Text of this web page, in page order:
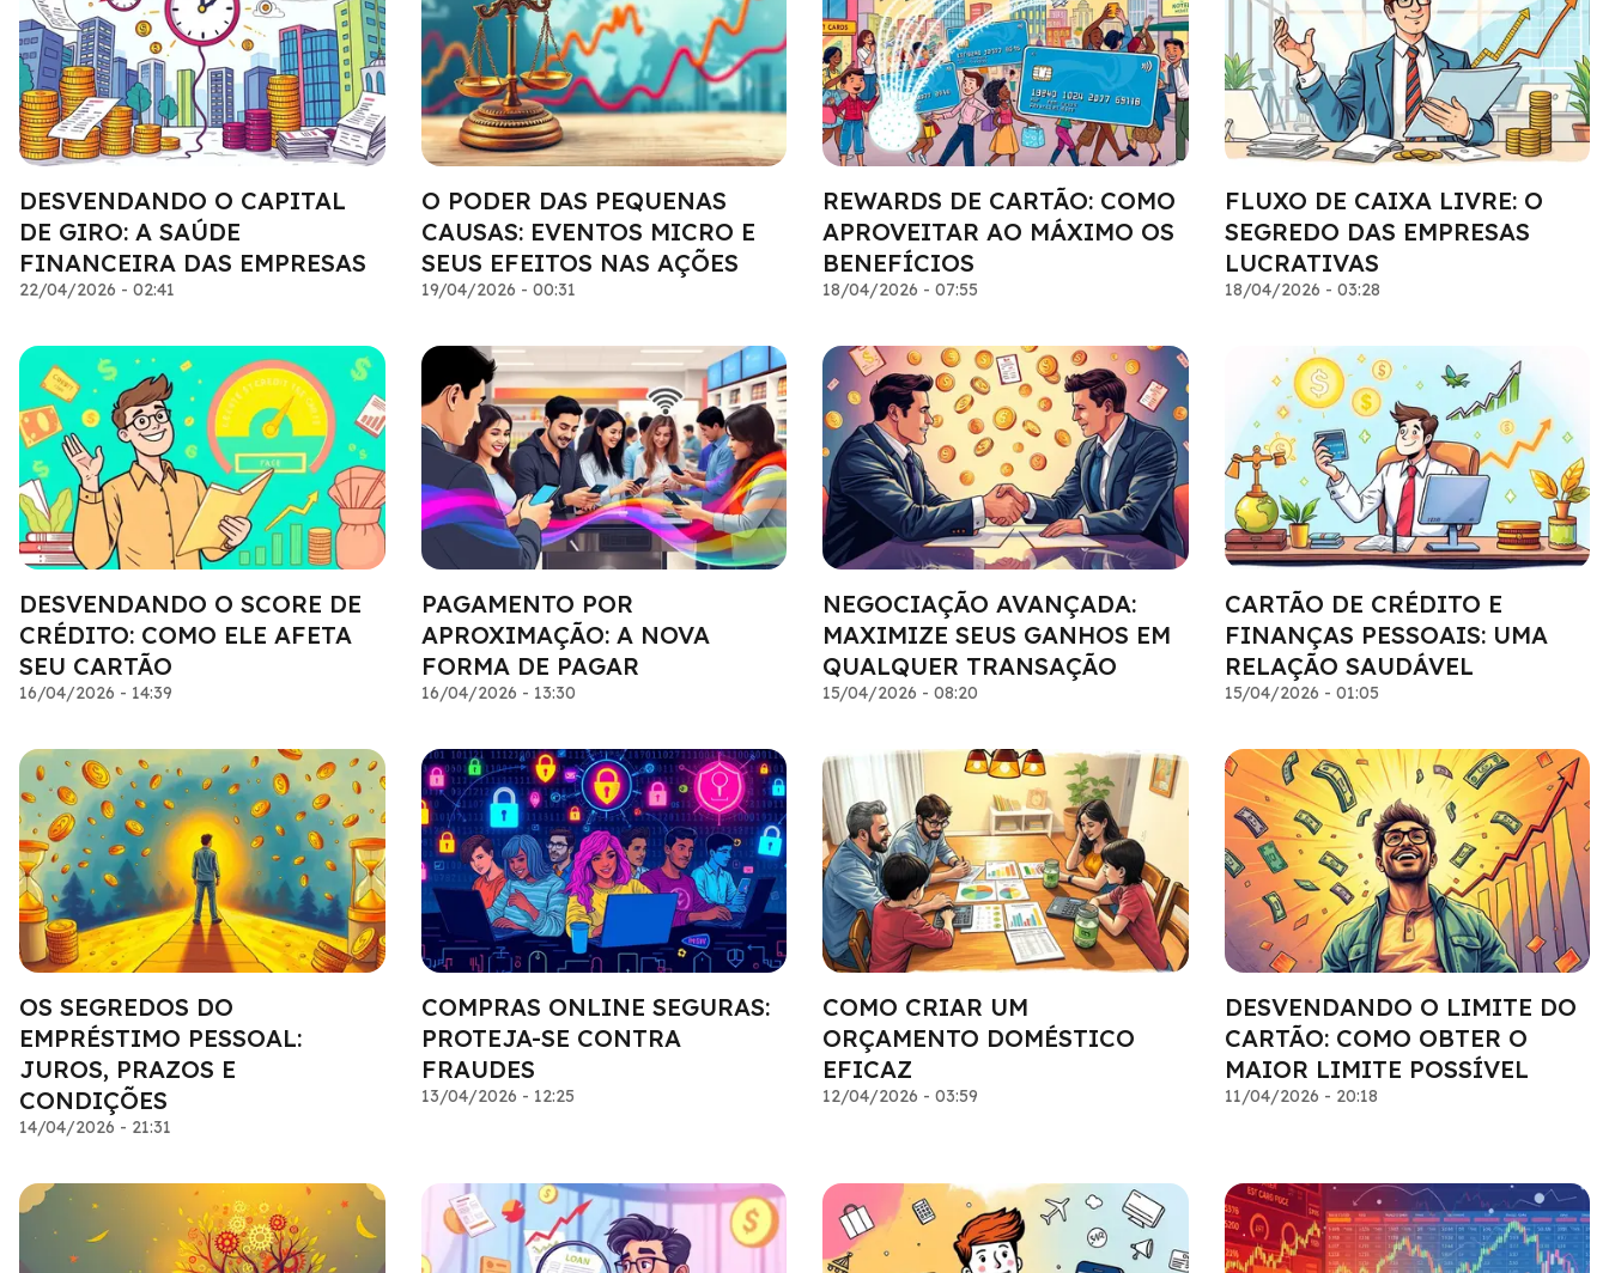
DESVENDANDO O CAPITAL
DE GIRO: A SAÚDE
FINANCEIRA DAS EMPRESAS
22/04/2026 - 02:41
O PODER DAS PEQUENAS
CAUSAS: EVENTOS MICRO E
SEUS EFEITOS NAS AÇÕES
19/04/2026 - 00:31
REWARDS DE CARTÃO: COMO
APROVEITAR AO MÁXIMO OS
BENEFÍCIOS
18/04/2026 - 07:55
FLUXO DE CAIXA LIVRE: O
SEGREDO DAS EMPRESAS
LUCRATIVAS
18/04/2026 - 03:28
DESVENDANDO O SCORE DE
CRÉDITO: COMO ELE AFETA
SEU CARTÃO
16/04/2026 - 14:39
PAGAMENTO POR
APROXIMAÇÃO: A NOVA
FORMA DE PAGAR
16/04/2026 - 13:30
NEGOCIAÇÃO AVANÇADA:
MAXIMIZE SEUS GANHOS EM
QUALQUER TRANSAÇÃO
15/04/2026 - 08:20
CARTÃO DE CRÉDITO E
FINANÇAS PESSOAIS: UMA
RELAÇÃO SAUDÁVEL
15/04/2026 - 01:05
OS SEGREDOS DO
EMPRÉSTIMO PESSOAL:
JUROS, PRAZOS E
CONDIÇÕES
14/04/2026 - 21:31
COMPRAS ONLINE SEGURAS:
PROTEJA-SE CONTRA
FRAUDES
13/04/2026 - 12:25
COMO CRIAR UM
ORÇAMENTO DOMÉSTICO
EFICAZ
12/04/2026 - 03:59
DESVENDANDO O LIMITE DO
CARTÃO: COMO OBTER O
MAIOR LIMITE POSSÍVEL
11/04/2026 - 20:18